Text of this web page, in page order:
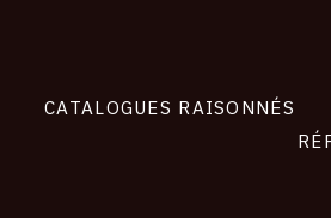
CATALOGUES RAISONNÉS